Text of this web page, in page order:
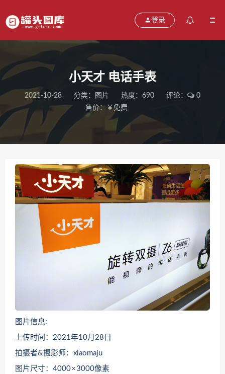
登录
小天才 电话手表
2021-10-28 分类： 图片 热度：690 评论：
0
售价：￥免费
图片信息:
上传时间：2021年10月28日
拍摄者&摄影师：xiaomaju
图片尺寸：4000 × 3000像素